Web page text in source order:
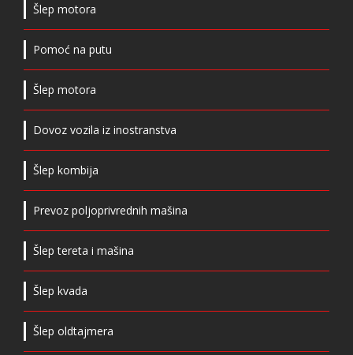
Šlep motora
Pomoć na putu
Šlep motora
Dovoz vozila iz inostranstva
Šlep kombija
Prevoz poljoprivrednih mašina
Šlep tereta i mašina
Šlep kvada
Šlep oldtajmera